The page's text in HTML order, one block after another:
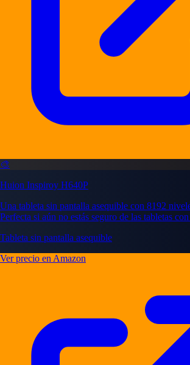
🎨
Huion Inspiroy H640P
Una tableta sin pantalla asequible con 8192
Perfecta si aún no estás seguro de las tabletas
Tableta sin pantalla asequible
Ver precio en Amazon